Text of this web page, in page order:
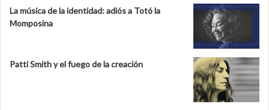
La música de la identidad: adiós a Totó la
Momposina
Patti Smith y el fuego de la creación